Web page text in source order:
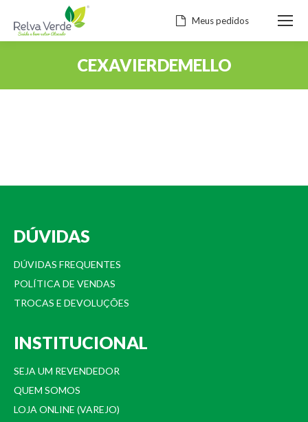
Meus pedidos
CEXAVIERDEMELLO
DÚVIDAS
DÚVIDAS FREQUENTES
POLÍTICA DE VENDAS
TROCAS E DEVOLUÇÕES
INSTITUCIONAL
SEJA UM REVENDEDOR
QUEM SOMOS
LOJA ONLINE (VAREJO)